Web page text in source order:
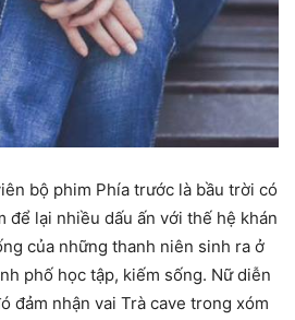
bộ phim Phía trước là bầu trời có
để lại nhiều dấu ấn với thế hệ khán
của những thanh niên sinh ra ở
phố học tập, kiếm sống. Nữ diễn
đảm nhận vai Trà cave trong xóm